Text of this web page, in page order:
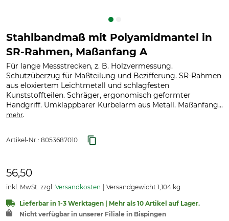
Stahlbandmaß mit Polyamidmantel in
SR-Rahmen, Maßanfang A
Für lange Messstrecken, z. B. Holzvermessung.
Schutzüberzug für Maßteilung und Bezifferung. SR-Rahmen
aus eloxiertem Leichtmetall und schlagfesten
Kunststoffteilen. Schräger, ergonomisch geformter
Handgriff. Umklappbarer Kurbelarm aus Metall. Maßanfang...
mehr.
Artikel-Nr.: 8053687010
56,50
inkl. MwSt. zzgl. Versandkosten Versandgewicht 1,104 kg
Lieferbar in 1-3 Werktagen | Mehr als 10 Artikel auf Lager.
Nicht verfügbar in unserer Filiale in Bispingen